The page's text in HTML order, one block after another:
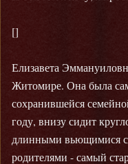
[]
Елизавета
Житомире. Она была
сохранившейся
году, внизу сидит
длинными вьющимися
родителями - самый